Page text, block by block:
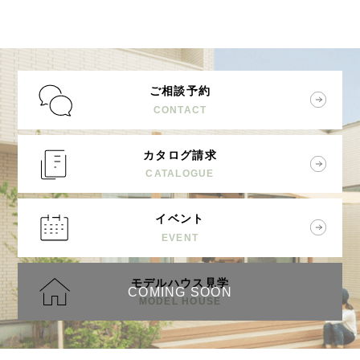
ご相談予約
CONTACT
カタログ請求
CATALOGUE
イベント
EVENT
モデルハウス見学
MODEL HOUSE
COMING SOON